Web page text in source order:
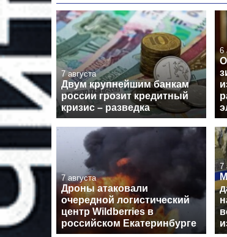
7 августа
Двум крупнейшим банкам
россии грозит кредитный
кризис – разведка
6
7 августа
Дроны атаковали
очередной логистический
центр Wildberries в
российском Екатеринбурге
7